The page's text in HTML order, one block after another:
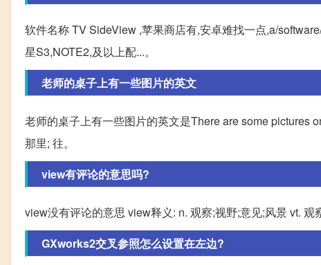
软件名称 TV SideView ,苹果商店有,安卓难找一点,a/
星S3,NOTE2,及以上配...。
老师的桌子上有一些图片的英文
老师的桌子上有一些图片的英文是There are some pictures
那里; 往。
view有评论的意思吗?
view没有评论的意思 view释义: n. 观察;视野;意见;风景 vt. 观
GXworks2交叉参照怎么设置在左边?